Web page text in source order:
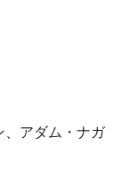
アダム・ナガ